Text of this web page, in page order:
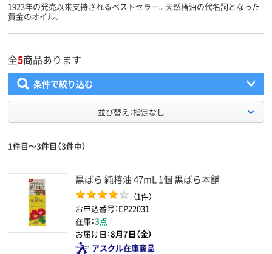
1923年の発売以来支持されるベストセラー。天然椿油の代名詞となった
黄金のオイル。
全5商品あります
条件で絞り込む
並び替え：指定なし
1件目～3件目（3件中）
黒ばら 純椿油 47mL 1個 黒ばら本舗
（1件）
お申込番号：EP22031
在庫：3点
お届け日：8月7日（金）
アスクル在庫商品